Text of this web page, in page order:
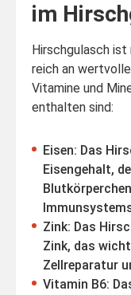
im
Hirschgulasch ist
reich an
Vitamine und
enthalten sind:
Eisen: Das
Eisengehalt,
Zink: Das
Zink, das
Zellreparatur
Vitamin B6: